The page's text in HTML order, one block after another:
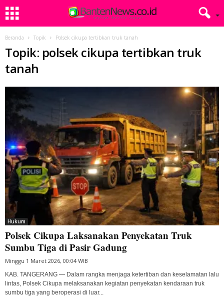
Beranda Topik Polsek cikupa tertibkan truk tanah
Topik: polsek cikupa tertibkan truk
tanah
Hukum
Polsek Cikupa Laksanakan Penyekatan Truk
Sumbu Tiga di Pasir Gadung
Minggu 1 Maret 2026, 00:04 WIB
KAB. TANGERANG — Dalam rangka menjaga ketertiban dan keselamatan lalu
lintas, Polsek Cikupa melaksanakan kegiatan penyekatan kendaraan truk
sumbu tiga yang beroperasi di luar...